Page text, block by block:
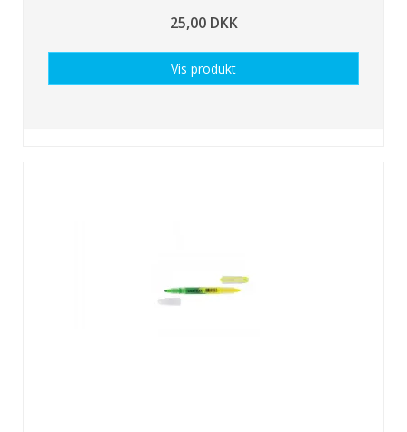
25,00 DKK
Vis produkt